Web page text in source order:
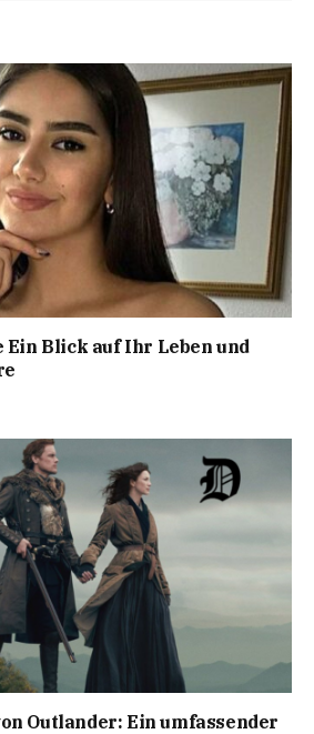
Ein Blick auf Ihr Leben und
Outlander: Ein umfassender